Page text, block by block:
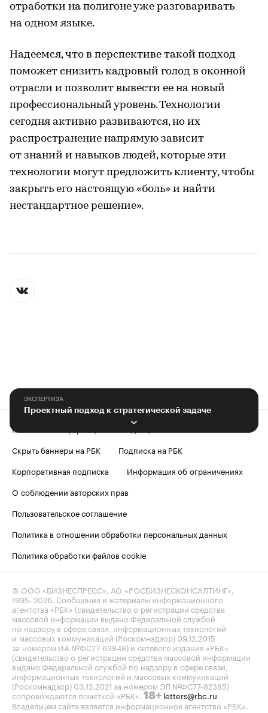
отработки на полигоне уже разговаривать
на одном языке.
Надеемся, что в перспективе такой подход
поможет снизить кадровый голод в оконной
отрасли и позволит вывести ее на новый
профессиональный уровень. Технологии
сегодня активно развиваются, но их
распространение напрямую зависит
от знаний и навыков людей, которые эти
технологии могут предложить клиенту, чтобы
закрыть его настоящую «боль» и найти
нестандартное решение».
ЭКСПЕРТИЗА
Проектный подход к стратегической задаче
Контактная информация
Редакция
Скрыть баннеры на РБК
Подписка на РБК
Корпоративная подписка
Информация об ограничениях
О соблюдении авторских прав
Пользовательское соглашение
Политика в отношении обработки персональных данных
Политика обработки файлов cookie
© ООО «БИЗНЕСПРЕСС», АО «РОСБИЗНЕСКОНСАЛТИНГ»,
1995–2026 . Сообщения и материалы информационного
агентства «РБК» (свидетельство о регистрации средства
массовой информации выдано Федеральной службой
по надзору в сфере связи, информационных технологий
и массовых коммуникаций (Роскомнадзор) 09.12.2015
за номером ИА №ФС77-63848) и сетевого издания «РБК»
(свидетельство о регистрации средства массовой информации
выдано Федеральной службой по надзору в сфере связи,
информационных технологий и массовых коммуникаций
(Роскомнадзор) 03.12.2021 за номером ЭЛ №ФС77-82385)
сопровождаются пометкой «РБК». 18+ letters@rbc.ru
Владельцем сайта является информационное агентство «РБК».